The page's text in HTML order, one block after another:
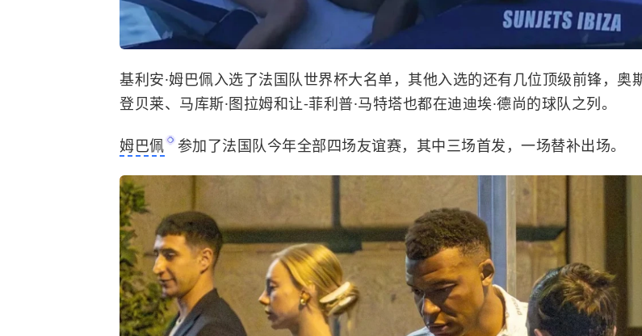
基利安·姆巴佩入选了法国队世界杯大名单，其他入选的还有几位顶级前锋，奥
登贝莱、马库斯·图拉姆和让-菲利普·马特塔也都在迪迪埃·德尚的球队之列。
姆巴佩 参加了法国队今年全部四场友谊赛，其中三场首发，一场替补出场。